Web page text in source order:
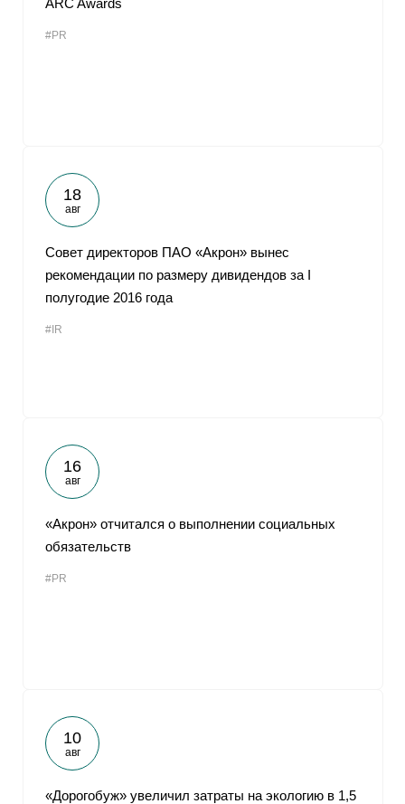
ARC Awards
#PR
18
авг
Совет директоров ПАО «Акрон» вынес
рекомендации по размеру дивидендов за I
полугодие 2016 года
#IR
16
авг
«Акрон» отчитался о выполнении социальных
обязательств
#PR
10
авг
«Дорогобуж» увеличил затраты на экологию в 1,5